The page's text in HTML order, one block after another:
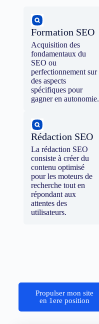
Formation SEO
Acquisition des
fondamentaux du
SEO ou
perfectionnement sur
des aspects
spécifiques pour
gagner en autonomie.
Rédaction SEO
La rédaction SEO
consiste à créer du
contenu optimisé
pour les moteurs de
recherche tout en
répondant aux
attentes des
utilisateurs.
Propulser mon site
en 1ere position